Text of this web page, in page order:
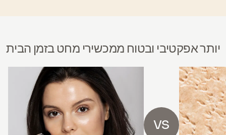
יותר אפקטיבי ובטוח ממכשירי מחט בזמן הבית
VS